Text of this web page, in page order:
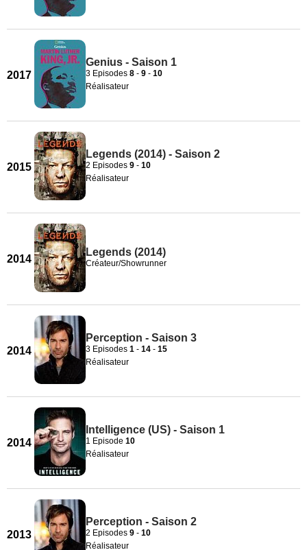
2017
Genius - Saison 1
3 Episodes 8 - 9 - 10
Réalisateur
2015
Legends (2014) - Saison 2
2 Episodes 9 - 10
Réalisateur
2014
Legends (2014)
Créateur/Showrunner
2014
Perception - Saison 3
3 Episodes 1 - 14 - 15
Réalisateur
2014
Intelligence (US) - Saison 1
1 Episode 10
Réalisateur
2013
Perception - Saison 2
2 Episodes 9 - 10
Réalisateur